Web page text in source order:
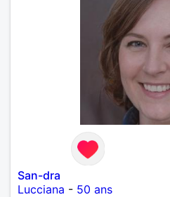
San-dra
Lucciana - 50 ans